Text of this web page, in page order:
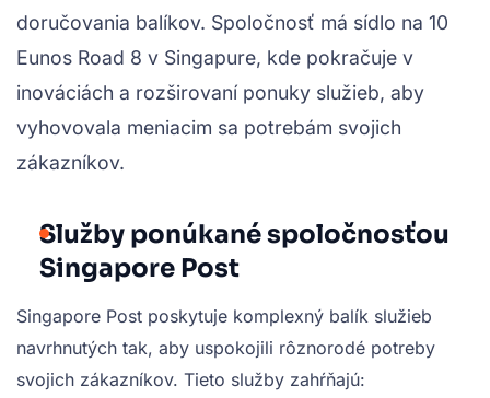
doručovania balíkov. Spoločnosť má sídlo na 10
Eunos Road 8 v Singapure, kde pokračuje v
inováciách a rozširovaní ponuky služieb, aby
vyhovovala meniacim sa potrebám svojich
zákazníkov.
Služby ponúkané spoločnosťou
Singapore Post
Singapore Post poskytuje komplexný balík služieb
navrhnutých tak, aby uspokojili rôznorodé potreby
svojich zákazníkov. Tieto služby zahŕňajú: